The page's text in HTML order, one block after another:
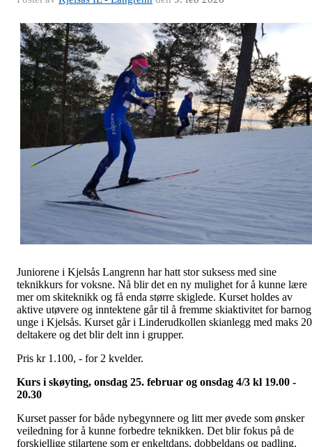
Juniorene i Kjelsås Langrenn har hatt stor suksess med sine
teknikkurs for voksne. Nå blir det en ny mulighet for å kunne lære
mer om skiteknikk og få enda større skiglede. Kurset holdes av
aktive utøvere og inntektene går til å fremme skiaktivitet for barnog
unge i Kjelsås. Kurset går i Linderudkollen skianlegg med maks 20
deltakere og det blir delt inn i grupper.
Pris kr 1.100, - for 2 kvelder.
Kurs i skøyting, onsdag 25. februar og onsdag 4/3 kl 19.00 -
20.30
Kurset passer for både nybegynnere og litt mer øvede som ønsker
veiledning for å kunne forbedre teknikken. Det blir fokus på de
forskjellige stilartene som er enkeltdans, dobbeldans og padling.